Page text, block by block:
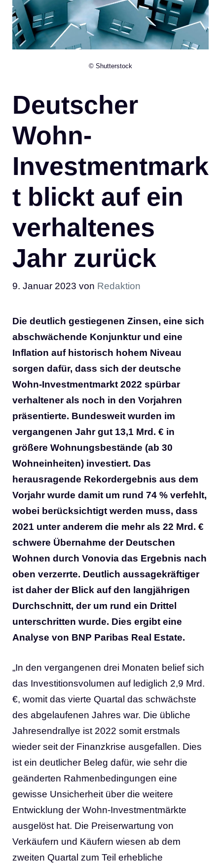
© Shutterstock
Deutscher
Wohn-
Investmentmark
t blickt auf ein
verhaltenes
Jahr zurück
9. Januar 2023 von Redaktion
Die deutlich gestiegenen Zinsen, eine sich
abschwächende Konjunktur und eine
Inflation auf historisch hohem Niveau
sorgen dafür, dass sich der deutsche
Wohn-Investmentmarkt 2022 spürbar
verhaltener als noch in den Vorjahren
präsentierte. Bundesweit wurden im
vergangenen Jahr gut 13,1 Mrd. € in
größere Wohnungsbestände (ab 30
Wohneinheiten) investiert. Das
herausragende Rekordergebnis aus dem
Vorjahr wurde damit um rund 74 % verfehlt,
wobei berücksichtigt werden muss, dass
2021 unter anderem die mehr als 22 Mrd. €
schwere Übernahme der Deutschen
Wohnen durch Vonovia das Ergebnis nach
oben verzerrte. Deutlich aussagekräftiger
ist daher der Blick auf den langjährigen
Durchschnitt, der um rund ein Drittel
unterschritten wurde. Dies ergibt eine
Analyse von BNP Paribas Real Estate.
„In den vergangenen drei Monaten belief sich
das Investitionsvolumen auf lediglich 2,9 Mrd.
€, womit das vierte Quartal das schwächste
des abgelaufenen Jahres war. Die übliche
Jahresendrallye ist 2022 somit erstmals
wieder seit der Finanzkrise ausgefallen. Dies
ist ein deutlicher Beleg dafür, wie sehr die
geänderten Rahmenbedingungen eine
gewisse Unsicherheit über die weitere
Entwicklung der Wohn-Investmentmärkte
ausgelöst hat. Die Preiserwartung von
Verkäufern und Käufern wiesen ab dem
zweiten Quartal zum Teil erhebliche